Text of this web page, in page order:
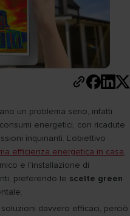
un problema serio, infatti
energetici, con ricadute
inquinanti. L’obiettivo
efficienza energetica in casa,
e l’installazione di
preferendo le scelte green
davvero efficaci, perciò